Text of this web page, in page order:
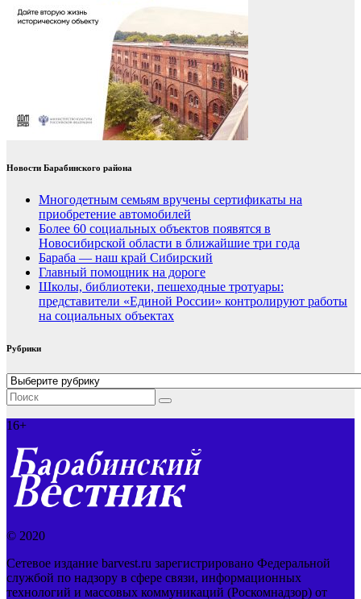
Новости Барабинского района
Многодетным семьям вручены сертификаты на
приобретение автомобилей
Более 60 социальных объектов появятся в
Новосибирской области в ближайшие три года
Бараба — наш край Сибирский
Главный помощник на дороге
Школы, библиотеки, пешеходные тротуары:
представители «Единой России» контролируют работы
на социальных объектах
Рубрики
Рубрики
16+
© 2020
Сетевое издание barvest.ru зарегистрировано Федеральной
службой по надзору в сфере связи, информационных
технологий и массовых коммуникаций (Роскомнадзор) от